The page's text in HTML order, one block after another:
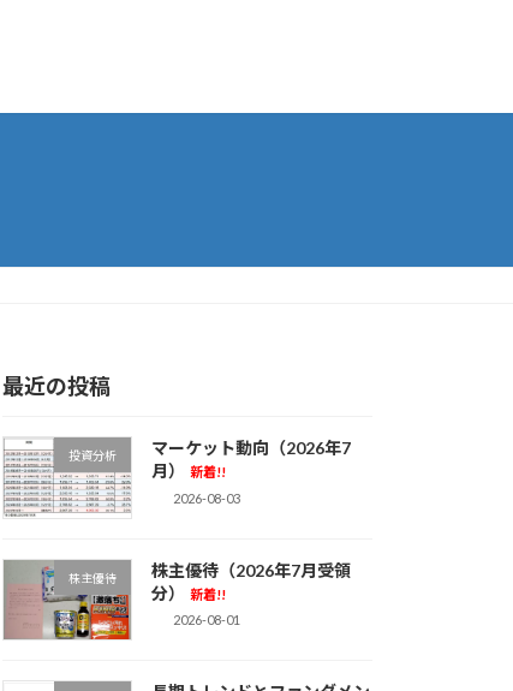
最近の投稿
投資分析
マーケット動向（2026年7
月）
新着!!
2026-08-03
株主優待
株主優待（2026年7月受領
分）
新着!!
2026-08-01